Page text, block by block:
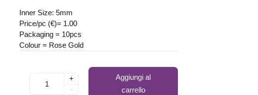
Inner Size: 5mm
Price/pc (€)= 1.00
Packaging = 10pcs
Colour = Rose Gold
+
-
Aggiungi al
carrello